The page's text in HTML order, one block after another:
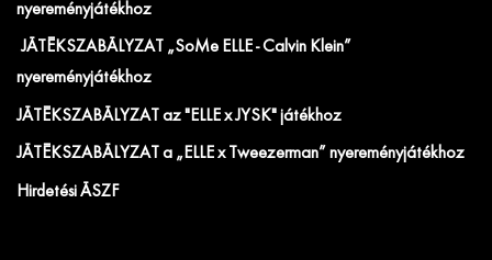
nyereményjátékhoz
JÁTÉKSZABÁLYZAT „SoMe ELLE - Calvin Klein”
nyereményjátékhoz
JÁTÉKSZABÁLYZAT az "ELLE x JYSK" játékhoz
JÁTÉKSZABÁLYZAT a „ELLE x Tweezerman” nyereményjátékhoz
Hirdetési ÁSZF